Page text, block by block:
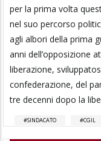
per la prima volta
nel suo percorso
agli albori della prima
anni dell’opposizione
liberazione,
confederazione, del
tre decenni dopo la
SINDACATO CGIL